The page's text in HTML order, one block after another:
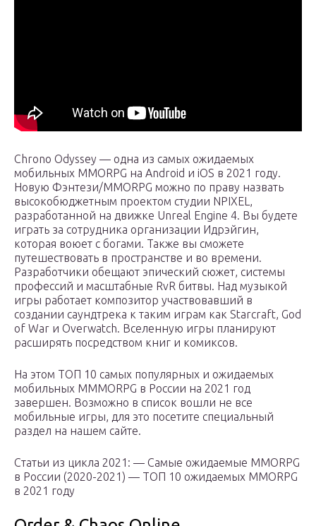
Chrono Odyssey — одна из самых ожидаемых
мобильных MMORPG на Android и iOS в 2021 году.
Новую Фэнтези/MMORPG можно по праву назвать
высокобюджетным проектом студии NPIXEL,
разработанной на движке Unreal Engine 4. Вы будете
играть за сотрудника организации Идрэйгин,
которая воюет с богами. Также вы сможете
путешествовать в пространстве и во времени.
Разработчики обещают эпический сюжет, системы
профессий и масштабные RvR битвы. Над музыкой
игры работает композитор участвовавший в
создании саундтрека к таким играм как Starcraft, God
of War и Overwatch. Вселенную игры планируют
расширять посредством книг и комиксов.
На этом ТОП 10 самых популярных и ожидаемых
мобильных MMMORPG в России на 2021 год
завершен. Возможно в список вошли не все
мобильные игры, для это посетите специальный
раздел на нашем сайте.
Статьи из цикла 2021: — Самые ожидаемые MMORPG
в России (2020-2021) — ТОП 10 ожидаемых MMORPG
в 2021 году